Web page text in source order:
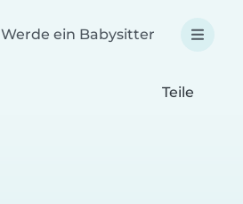
Werde ein Babysitter
Teile